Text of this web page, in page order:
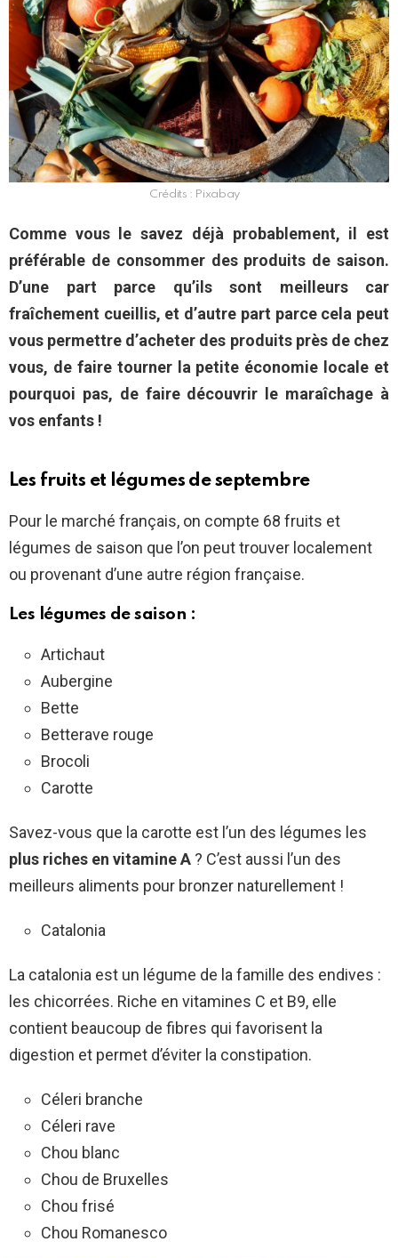
Crédits : Pixabay
Comme vous le savez déjà probablement, il est
préférable de consommer des produits de saison.
D’une part parce qu’ils sont meilleurs car
fraîchement cueillis, et d’autre part parce cela peut
vous permettre d’acheter des produits près de chez
vous, de faire tourner la petite économie locale et
pourquoi pas, de faire découvrir le maraîchage à
vos enfants !
Les fruits et légumes de septembre
Pour le marché français, on compte 68 fruits et
légumes de saison que l’on peut trouver localement
ou provenant d’une autre région française.
Les légumes de saison :
Artichaut
Aubergine
Bette
Betterave rouge
Brocoli
Carotte
Savez-vous que la carotte est l’un des légumes les
plus riches en vitamine A ? C’est aussi l’un des
meilleurs aliments pour bronzer naturellement !
Catalonia
La catalonia est un légume de la famille des endives :
les chicorrées. Riche en vitamines C et B9, elle
contient beaucoup de fibres qui favorisent la
digestion et permet d’éviter la constipation.
Céleri branche
Céleri rave
Chou blanc
Chou de Bruxelles
Chou frisé
Chou Romanesco